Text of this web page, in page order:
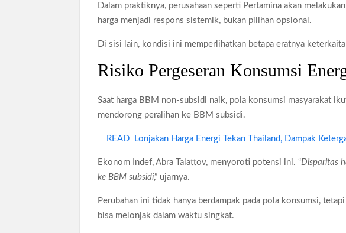
Dalam praktiknya, perusahaan seperti Pertamina akan
harga menjadi respons sistemik, bukan pilihan opsional.
Di sisi lain, kondisi ini memperlihatkan betapa eratnya
Risiko Pergeseran Konsumsi
Saat harga BBM non-subsidi naik, pola konsumsi masyarakat
mendorong peralihan ke BBM subsidi.
READ Lonjakan Harga Energi Tekan Thailand, Dampak
Ekonom Indef, Abra Talattov, menyoroti potensi ini. “Disparitas
ke BBM subsidi,” ujarnya.
Perubahan ini tidak hanya berdampak pada pola konsumsi,
bisa melonjak dalam waktu singkat.